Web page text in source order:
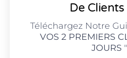
De Clients
Téléchargez Notre
VOS 2 PREMIERS
JOURS"